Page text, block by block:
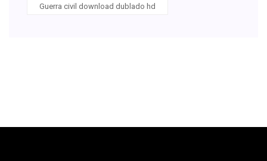
Guerra civil download dublado hd